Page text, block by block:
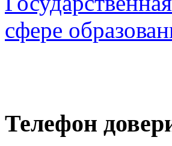
сфере
Телефон